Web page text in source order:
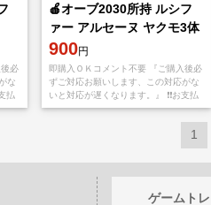
必
な
払
🍎オーブ2030所持 ルシフ
ァー アルセーヌ ヤクモ3体
🍎
900円
即購入ＯＫコメント不要 『ご購入後必
ずご対応お願いします、この対応がな
いと対応が遅くなります。』 ❗️❗️お支払
い後、アプリをappStoreもしくは
1
ゲームト